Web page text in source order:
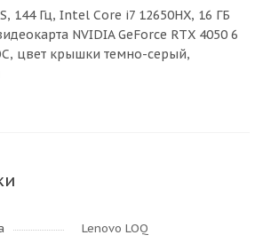
144 Гц, Intel Core i7 12650HX, 16 ГБ
NVIDIA GeForce RTX 4050 6
цвет крышки темно-серый,
Lenovo LOQ